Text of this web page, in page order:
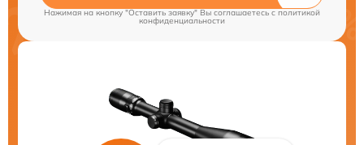
Нажимая на кнопку "Оставить заявку" Вы соглашаетесь cполитикой
конфиденциальности